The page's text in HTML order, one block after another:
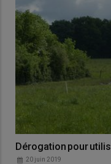
Dérogation pour
20 juin 2019